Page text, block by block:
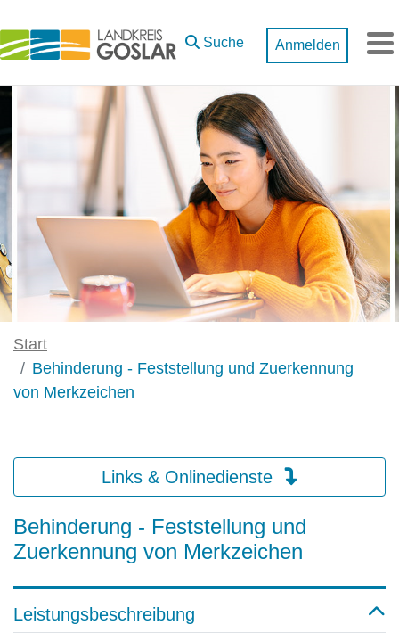
Suche Anmelden
Start
Behinderung - Feststellung und Zuerkennung
von Merkzeichen
Links & Onlinedienste
Behinderung - Feststellung und
Zuerkennung von Merkzeichen
Leistungsbeschreibung